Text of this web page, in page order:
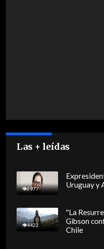
Las + leídas
6977
Uruguay y
4422
"La
Gibson
Chile